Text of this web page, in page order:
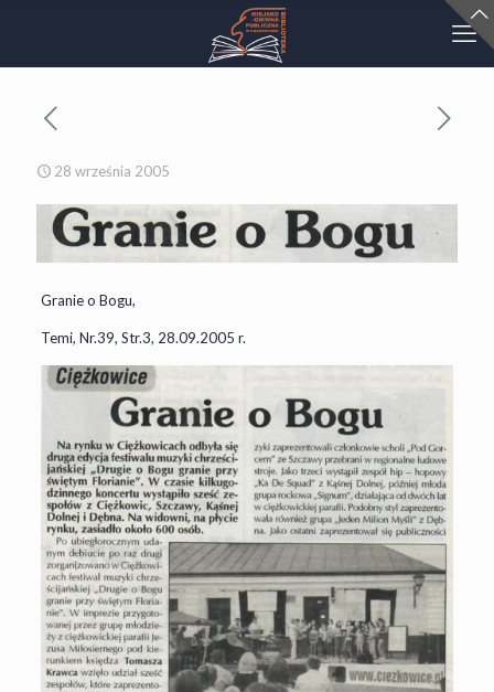
28 września 2005
Granie o Bogu,
Temi, Nr.39, Str.3, 28.09.2005 r.